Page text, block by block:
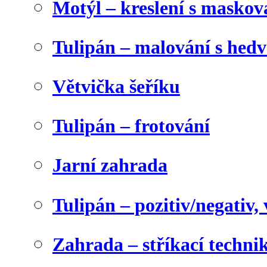
Motýl – kreslení s
Tulipán – malování s
Větvička šeříku
Tulipán – frotování
Jarní zahrada
Tulipán – pozitiv/negativ,
Zahrada – stříkací